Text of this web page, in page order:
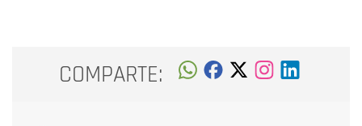
COMPARTE: